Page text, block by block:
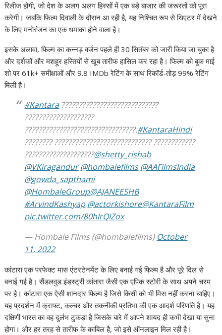
रिलीज होगी, जो देश के अलग अलग हिस्सों में एक बड़े बाजार की जरूरतों को पूरा
करेगी। जबकि फिल्म दिवाली के दौरान आ रही है, यह निश्चित रूप से थिएटर में देखने
के लिए मनोरंजन का एक धमाका होने वाला है।
इसके अलावा, फिल्म का कन्नड़ वर्जन पहले ही 30 सितंबर को जारी किया जा चुका है
और दर्शकों और मशहूर हस्तियों से खूब तारीफ हासिल कर रहा है। फिल्म को बुक माई
शो पर 61k+ समीक्षाओं और 9.8 IMDb रेटिंग के साथ रिकॉर्ड-तोड़ 99% रेटिंग
मिली है।
#Kantara????????????????????????????
????????????????????
????????????????????????????????.#KantaraHindi
???????? ???????????????????????????? ????????????
????????????????????@shetty_rishab
@VKiragandur @hombalefilms @AAFilmsIndia
@gowda_sapthami
@HombaleGroup@AJANEESHB
#ArvindKashyap @actorkishore@KantaraFilm
pic.twitter.com/80hIrQIZox
— Hombale Films (@hombalefilms) October
11, 2022
कांटारा एक परफेक्ट मास एंटरटेनमेंट के लिए बनाई गई फिल्म है और पूरे दिल से
बनाई गई है। सैंडलवुड इंडस्ट्री कांतारा जैसी एक एपिक स्टोरी के साथ अपने चरम
पर है। कांटारा एक ऐसी शानदार फिल्म है जिसे किसी को भी मिस नहीं करना चाहिए।
यह प्रदर्शन में क्राफ्ट, कल्चर और तकनीकी प्रतिभा की एक आदर्श परिणति है। यह
दक्षिणी भारत का वह दुर्लभ टुकड़ा है जिसके बारे में आपने शायद ही कभी देखा या सुना
होगा। और हर तरह से तारीफ के काबिल है, जो इसे ऑनलाइन मिल रही है।